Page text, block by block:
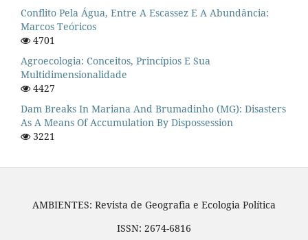
Conflito Pela Água, Entre A Escassez E A Abundância:
Marcos Teóricos
4701
Agroecologia: Conceitos, Princípios E Sua
Multidimensionalidade
4427
Dam Breaks In Mariana And Brumadinho (MG): Disasters
As A Means Of Accumulation By Dispossession
3221
AMBIENTES: Revista de Geografia e Ecologia Política
ISSN: 2674-6816